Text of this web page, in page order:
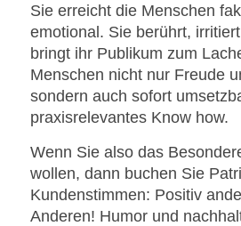
Sie erreicht die Menschen
emotional. Sie berührt,
bringt ihr Publikum zum
Menschen nicht nur Freude
sondern auch sofort
praxisrelevantes Know how.
Wenn Sie also das
wollen, dann buchen Sie
Kundenstimmen: Positiv
Anderen! Humor und